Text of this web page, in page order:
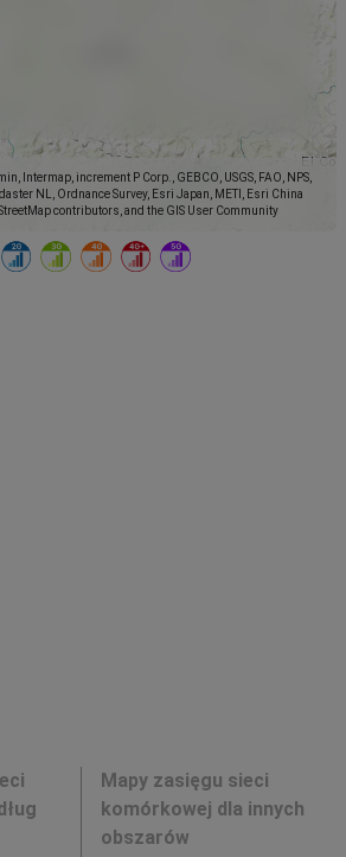
Intermap, increment P Corp., GEBCO, USGS, FAO, NPS,
NL, Ordnance Survey, Esri Japan, METI, Esri China
contributors, and the GIS User Community
Mapy zasięgu sieci
komórkowej dla innych
obszarów